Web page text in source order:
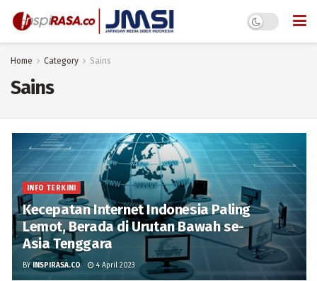
Home Category Sains
Sains
INFO TERKINI
Kecepatan Internet Indonesia Paling
Lemot, Berada di Urutan Bawah se-
Asia Tenggara
BY INSPIRASA.CO 4 April 2023